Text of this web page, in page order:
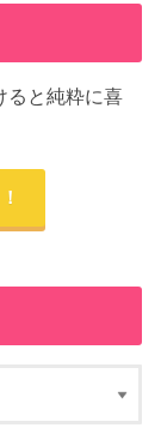
ると純粋に喜